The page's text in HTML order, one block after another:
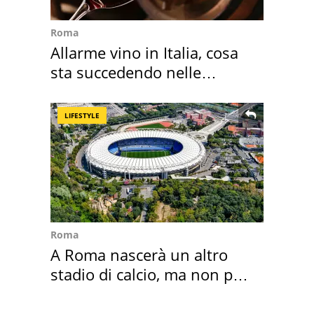
Roma
Allarme vino in Italia, cosa
sta succedendo nelle
LIFESTYLE
Roma
A Roma nascerà un altro
stadio di calcio, ma non per